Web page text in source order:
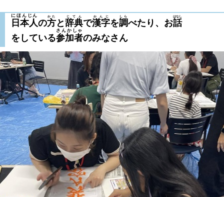
日本人
にほんじん
の方
かた
と辞典
じてん
で漢字
かんじ
を調
しら
べたり、お話
はなし
をしている参加者
さんかしゃ
のみなさん